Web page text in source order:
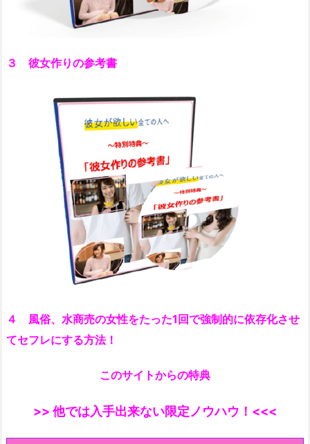
３ 彼女作りの参考書
４ 風俗、水商売の女性をたった1回で強制的に依存化させ
てセフレにする方法！
このサイトからの特典
>> 他では入手出来ない限定ノウハウ！<<<